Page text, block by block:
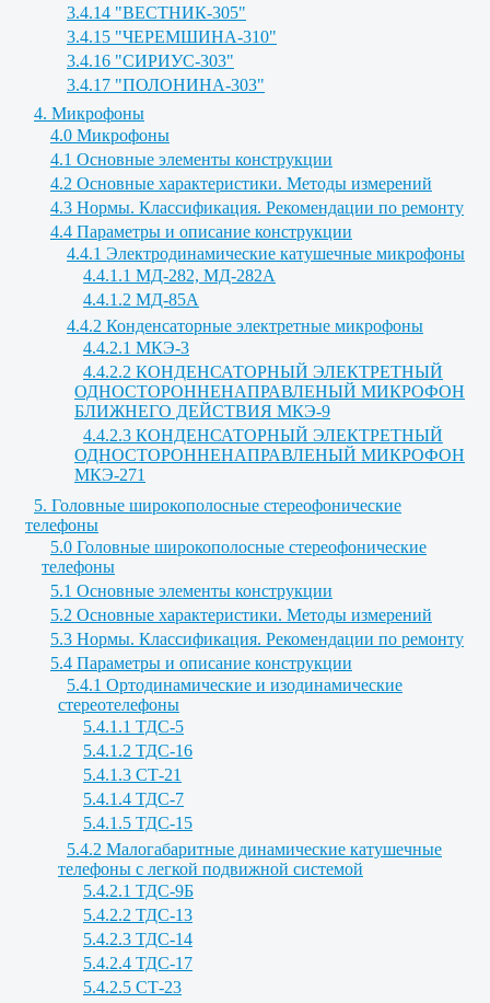
3.4.14 "ВЕСТНИК-305"
3.4.15 "ЧЕРЕМШИНА-310"
3.4.16 "СИРИУС-303"
3.4.17 "ПОЛОНИНА-303"
4. Микрофоны
4.0 Микрофоны
4.1 Основные элементы конструкции
4.2 Основные характеристики. Методы измерений
4.3 Нормы. Классификация. Рекомендации по ремонту
4.4 Параметры и описание конструкции
4.4.1 Электродинамические катушечные микрофоны
4.4.1.1 МД-282, МД-282А
4.4.1.2 МД-85А
4.4.2 Конденсаторные электретные микрофоны
4.4.2.1 МКЭ-3
4.4.2.2 КОНДЕНСАТОРНЫЙ ЭЛЕКТРЕТНЫЙ
ОДНОСТОРОННЕНАПРАВЛЕНЫЙ МИКРОФОН
БЛИЖНЕГО ДЕЙСТВИЯ МКЭ-9
4.4.2.3 КОНДЕНСАТОРНЫЙ ЭЛЕКТРЕТНЫЙ
ОДНОСТОРОННЕНАПРАВЛЕНЫЙ МИКРОФОН
МКЭ-271
5. Головные широкополосные стереофонические
телефоны
5.0 Головные широкополосные стереофонические
телефоны
5.1 Основные элементы конструкции
5.2 Основные характеристики. Методы измерений
5.3 Нормы. Классификация. Рекомендации по ремонту
5.4 Параметры и описание конструкции
5.4.1 Ортодинамические и изодинамические
стереотелефоны
5.4.1.1 ТДС-5
5.4.1.2 ТДС-16
5.4.1.3 СТ-21
5.4.1.4 ТДС-7
5.4.1.5 ТДС-15
5.4.2 Малогабаритные динамические катушечные
телефоны с легкой подвижной системой
5.4.2.1 ТДС-9Б
5.4.2.2 ТДС-13
5.4.2.3 ТДС-14
5.4.2.4 ТДС-17
5.4.2.5 СТ-23